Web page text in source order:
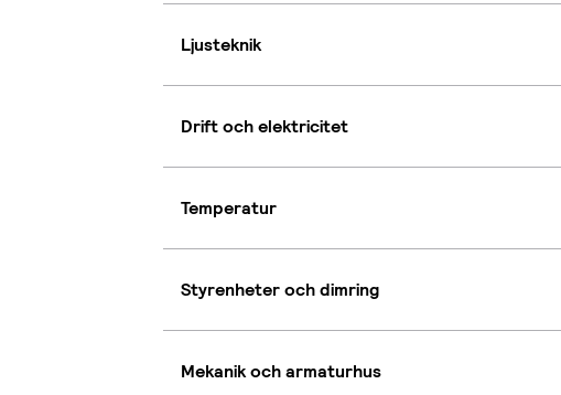
Ljusteknik
Drift och elektricitet
Temperatur
Styrenheter och dimring
Mekanik och armaturhus